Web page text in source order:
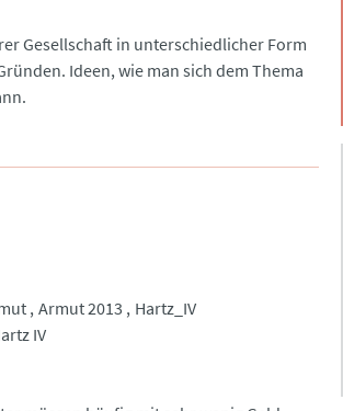
Gesellschaft in unterschiedlicher Form
Ideen, wie man sich dem Thema
Armut 2013
Hartz_IV
IV